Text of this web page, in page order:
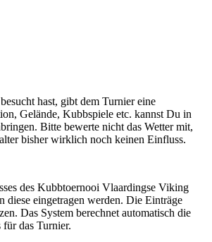
hast, gibt dem Turnier eine
Gelände, Kubbspiele etc. kannst Du in
Bitte bewerte nicht das Wetter mit,
bisher wirklich noch keinen Einfluss.
des Kubbtoernooi Vlaardingse Viking
diese eingetragen werden. Die Einträge
Das System berechnet automatisch die
das Turnier.